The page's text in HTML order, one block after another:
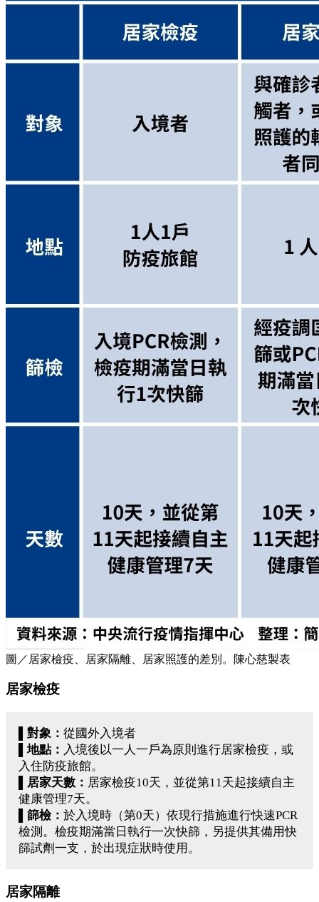
圖／居家檢疫、居家隔離、居家照護的差別。陳心慈製表
居家檢疫
▌對象： 從國外入境者
▌地點： 入境後以一人一戶為原則進行居家檢疫，或
入住防疫旅館。
▌居家天數： 居家檢疫10天，並從第11天起接續自主
健康管理7天。
▌篩檢： 於入境時（第0天）依現行措施進行快速PCR
檢測。檢疫期滿當日執行一次快篩，另提供其備用快
篩試劑一支，於出現症狀時使用。
居家隔離